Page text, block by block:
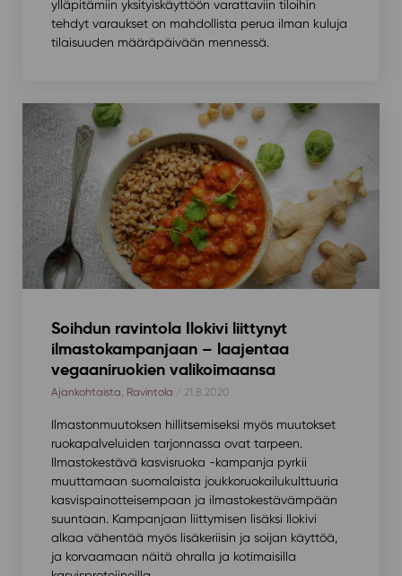
ylläpitämiin yksityiskäyttöön varattaviin tiloihin
tehdyt varaukset on mahdollista perua ilman kuluja
tilaisuuden määräpäivään mennessä.
Soihdun ravintola Ilokivi liittynyt
ilmastokampanjaan – laajentaa
vegaaniruokien valikoimaansa
Ajankohtaista, Ravintola / 21.8.2020
Ilmastonmuutoksen hillitsemiseksi myös muutokset
ruokapalveluiden tarjonnassa ovat tarpeen.
Ilmastokestävä kasvisruoka -kampanja pyrkii
muuttamaan suomalaista joukkoruokailukulttuuria
kasvispainotteisempaan ja ilmastokestävämpään
suuntaan. Kampanjaan liittymisen lisäksi Ilokivi
alkaa vähentää myös lisäkeriisin ja soijan käyttöä,
ja korvaamaan näitä ohralla ja kotimaisilla